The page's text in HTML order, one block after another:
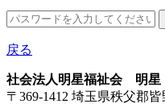
戻る
社会法人明星福祉会 明星
〒369-1412 埼玉県秩父郡